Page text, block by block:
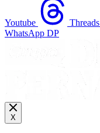
Youtube Threads
WhatsApp DP
X